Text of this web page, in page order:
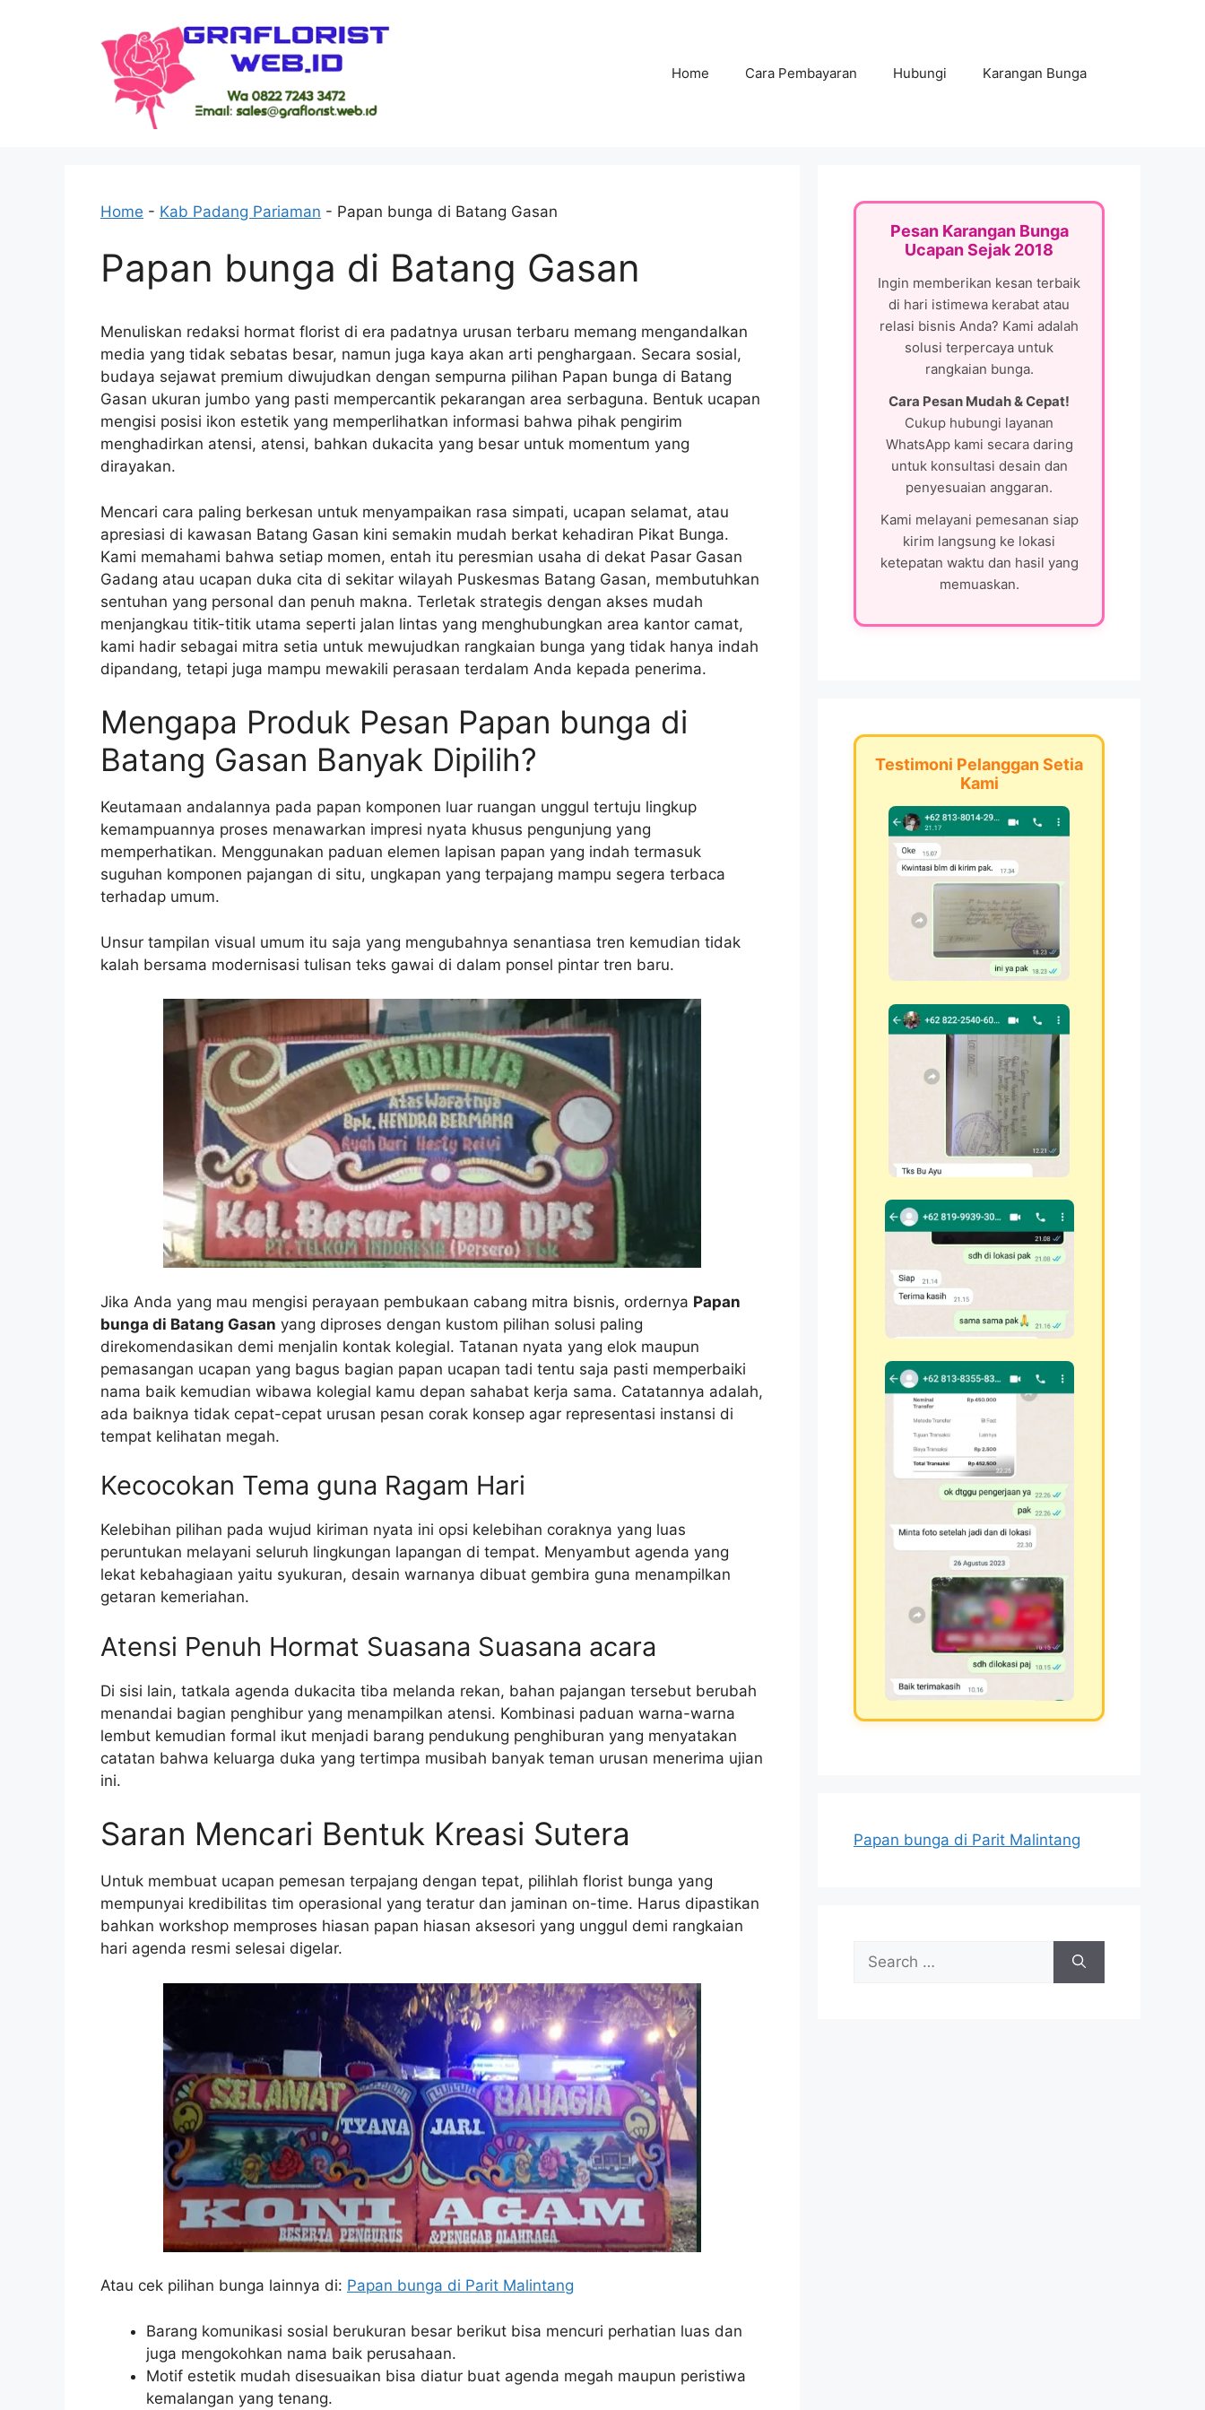
Home Cara Pembayaran Hubungi Karangan Bunga
Home - Kab Padang Pariaman - Papan bunga di Batang Gasan
Papan bunga di Batang Gasan
Menuliskan redaksi hormat florist di era padatnya urusan terbaru memang mengandalkan
media yang tidak sebatas besar, namun juga kaya akan arti penghargaan. Secara sosial,
budaya sejawat premium diwujudkan dengan sempurna pilihan Papan bunga di Batang
Gasan ukuran jumbo yang pasti mempercantik pekarangan area serbaguna. Bentuk ucapan
mengisi posisi ikon estetik yang memperlihatkan informasi bahwa pihak pengirim
menghadirkan atensi, atensi, bahkan dukacita yang besar untuk momentum yang
dirayakan.
Mencari cara paling berkesan untuk menyampaikan rasa simpati, ucapan selamat, atau
apresiasi di kawasan Batang Gasan kini semakin mudah berkat kehadiran Pikat Bunga.
Kami memahami bahwa setiap momen, entah itu peresmian usaha di dekat Pasar Gasan
Gadang atau ucapan duka cita di sekitar wilayah Puskesmas Batang Gasan, membutuhkan
sentuhan yang personal dan penuh makna. Terletak strategis dengan akses mudah
menjangkau titik-titik utama seperti jalan lintas yang menghubungkan area kantor camat,
kami hadir sebagai mitra setia untuk mewujudkan rangkaian bunga yang tidak hanya indah
dipandang, tetapi juga mampu mewakili perasaan terdalam Anda kepada penerima.
Mengapa Produk Pesan Papan bunga di
Batang Gasan Banyak Dipilih?
Keutamaan andalannya pada papan komponen luar ruangan unggul tertuju lingkup
kemampuannya proses menawarkan impresi nyata khusus pengunjung yang
memperhatikan. Menggunakan paduan elemen lapisan papan yang indah termasuk
suguhan komponen pajangan di situ, ungkapan yang terpajang mampu segera terbaca
terhadap umum.
Unsur tampilan visual umum itu saja yang mengubahnya senantiasa tren kemudian tidak
kalah bersama modernisasi tulisan teks gawai di dalam ponsel pintar tren baru.
Jika Anda yang mau mengisi perayaan pembukaan cabang mitra bisnis, ordernya Papan
bunga di Batang Gasan yang diproses dengan kustom pilihan solusi paling
direkomendasikan demi menjalin kontak kolegial. Tatanan nyata yang elok maupun
pemasangan ucapan yang bagus bagian papan ucapan tadi tentu saja pasti memperbaiki
nama baik kemudian wibawa kolegial kamu depan sahabat kerja sama. Catatannya adalah,
ada baiknya tidak cepat-cepat urusan pesan corak konsep agar representasi instansi di
tempat kelihatan megah.
Kecocokan Tema guna Ragam Hari
Kelebihan pilihan pada wujud kiriman nyata ini opsi kelebihan coraknya yang luas
peruntukan melayani seluruh lingkungan lapangan di tempat. Menyambut agenda yang
lekat kebahagiaan yaitu syukuran, desain warnanya dibuat gembira guna menampilkan
getaran kemeriahan.
Atensi Penuh Hormat Suasana Suasana acara
Di sisi lain, tatkala agenda dukacita tiba melanda rekan, bahan pajangan tersebut berubah
menandai bagian penghibur yang menampilkan atensi. Kombinasi paduan warna-warna
lembut kemudian formal ikut menjadi barang pendukung penghiburan yang menyatakan
catatan bahwa keluarga duka yang tertimpa musibah banyak teman urusan menerima ujian
ini.
Saran Mencari Bentuk Kreasi Sutera
Untuk membuat ucapan pemesan terpajang dengan tepat, pilihlah florist bunga yang
mempunyai kredibilitas tim operasional yang teratur dan jaminan on-time. Harus dipastikan
bahkan workshop memproses hiasan papan hiasan aksesori yang unggul demi rangkaian
hari agenda resmi selesai digelar.
Atau cek pilihan bunga lainnya di: Papan bunga di Parit Malintang
Barang komunikasi sosial berukuran besar berikut bisa mencuri perhatian luas dan
juga mengokohkan nama baik perusahaan.
Motif estetik mudah disesuaikan bisa diatur buat agenda megah maupun peristiwa
kemalangan yang tenang.
Pesan Karangan Bunga
Ucapan Sejak 2018
Ingin memberikan kesan terbaik
di hari istimewa kerabat atau
relasi bisnis Anda? Kami adalah
solusi terpercaya untuk
rangkaian bunga.
Cara Pesan Mudah & Cepat!
Cukup hubungi layanan
WhatsApp kami secara daring
untuk konsultasi desain dan
penyesuaian anggaran.
Kami melayani pemesanan siap
kirim langsung ke lokasi
ketepatan waktu dan hasil yang
memuaskan.
Testimoni Pelanggan Setia
Kami
Papan bunga di Parit Malintang
for: